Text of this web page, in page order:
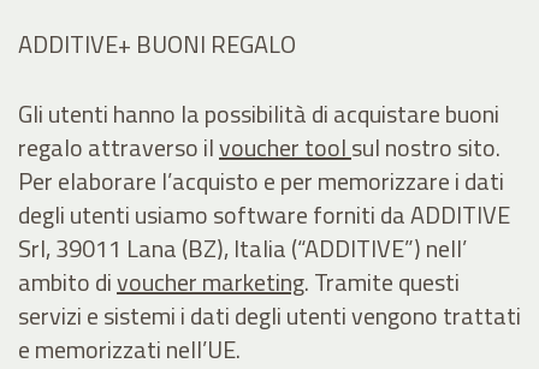
ADDITIVE+ BUONI REGALO
Gli utenti hanno la possibilità di acquistare buoni
regalo attraverso ilvoucher toolsul nostro sito.
Per elaborare l’acquisto e per memorizzare i dati
degli utenti usiamo software forniti da ADDITIVE
Srl, 39011 Lana (BZ), Italia (“ADDITIVE”) nell’
ambito divoucher marketing. Tramite questi
servizi e sistemi i dati degli utenti vengono trattati
e memorizzati nell’UE.